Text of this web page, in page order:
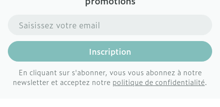
Adresse mail
Inscription
En cliquant sur s'abonner, vous vous abonnez à notre
newsletter et acceptez notre politique de confidentialité.